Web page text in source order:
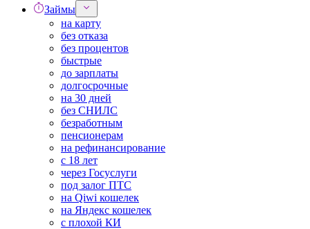
Займы
на карту
без отказа
без процентов
быстрые
до зарплаты
долгосрочные
на 30 дней
без СНИЛС
безработным
пенсионерам
на рефинансирование
с 18 лет
через Госуслуги
под залог ПТС
на Qiwi кошелек
на Яндекс кошелек
с плохой КИ